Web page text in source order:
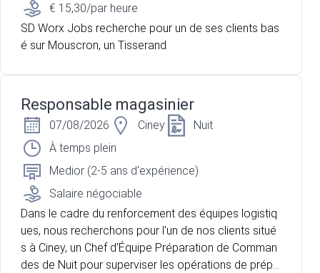
€ 15,30/par heure
SD Worx Jobs recherche pour un de ses clients bas
é sur Mouscron, un Tisserand
Responsable magasinier
07/08/2026 Ciney
Nuit
À temps plein
Medior (2-5 ans d'expérience)
Salaire négociable
Dans le cadre du renforcement des équipes logistiq
ues, nous recherchons pour l'un de nos clients situé
s à Ciney, un Chef d'Équipe Préparation de Comman
des de Nuit pour superviser les opérations de prépa